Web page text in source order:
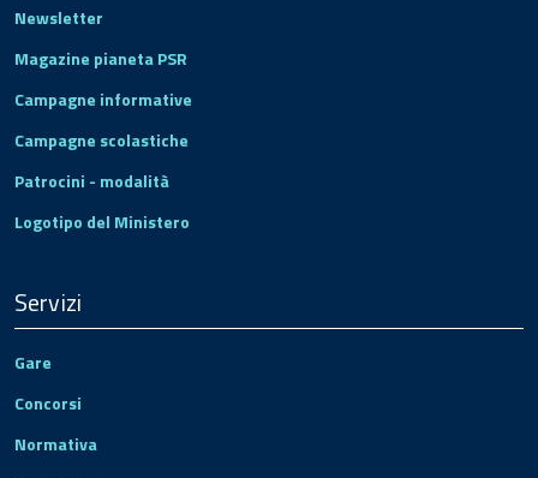
Newsletter
Magazine pianeta PSR
Campagne informative
Campagne scolastiche
Patrocini - modalità
Logotipo del Ministero
Servizi
Gare
Concorsi
Normativa